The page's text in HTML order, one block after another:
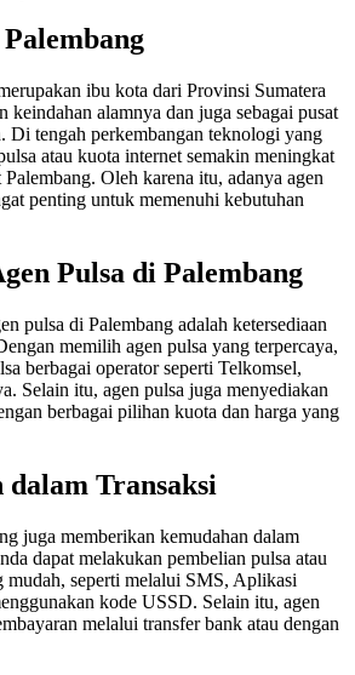
ibu kota dari Provinsi Sumatera
keindahan alamnya dan juga sebagai pusat
Di tengah perkembangan teknologi yang
atau kuota internet semakin meningkat
Oleh karena itu, adanya agen
penting untuk memenuhi kebutuhan
Pulsa di Palembang
pulsa di Palembang adalah ketersediaan
memilih agen pulsa yang terpercaya,
berbagai operator seperti Telkomsel,
Selain itu, agen pulsa juga menyediakan
berbagai pilihan kuota dan harga yang
dalam Transaksi
juga memberikan kemudahan dalam
dapat melakukan pembelian pulsa atau
mudah, seperti melalui SMS, Aplikasi
kode USSD. Selain itu, agen
melalui transfer bank atau dengan